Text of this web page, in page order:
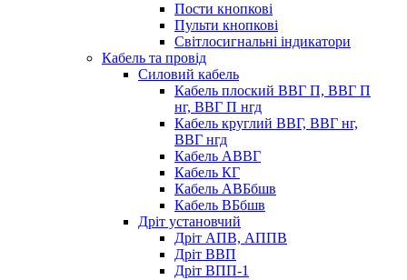
Пости кнопкові
Пульти кнопкові
Світлосигнальні індикатори
Кабель та провід
Силовий кабель
Кабель плоский ВВГ П, ВВГ П
нг, ВВГ П нгд
Кабель круглий ВВГ, ВВГ нг,
ВВГ нгд
Кабель АВВГ
Кабель КГ
Кабель АВБбшв
Кабель ВБбшв
Дріт установчий
Дріт АПВ, АППВ
Дріт ВВП
Дріт ВПП-1